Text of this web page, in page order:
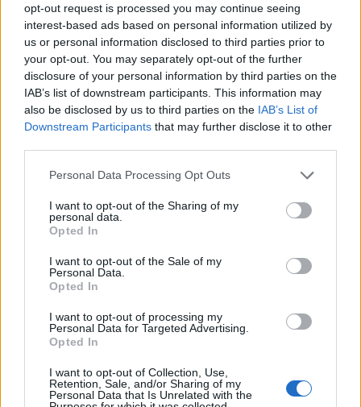
opt-out request is processed you may continue seeing
interest-based ads based on personal information utilized by
us or personal information disclosed to third parties prior to
your opt-out. You may separately opt-out of the further
disclosure of your personal information by third parties on the
IAB’s list of downstream participants. This information may
also be disclosed by us to third parties on the IAB’s List of
Downstream Participants that may further disclose it to other
Personal Data Processing Opt Outs
I want to opt-out of the Sharing of my
personal data.
Opted In
I want to opt-out of the Sale of my
Personal Data.
Opted In
I want to opt-out of processing my
Personal Data for Targeted Advertising.
Opted In
I want to opt-out of Collection, Use,
Retention, Sale, and/or Sharing of my
Personal Data that Is Unrelated with the